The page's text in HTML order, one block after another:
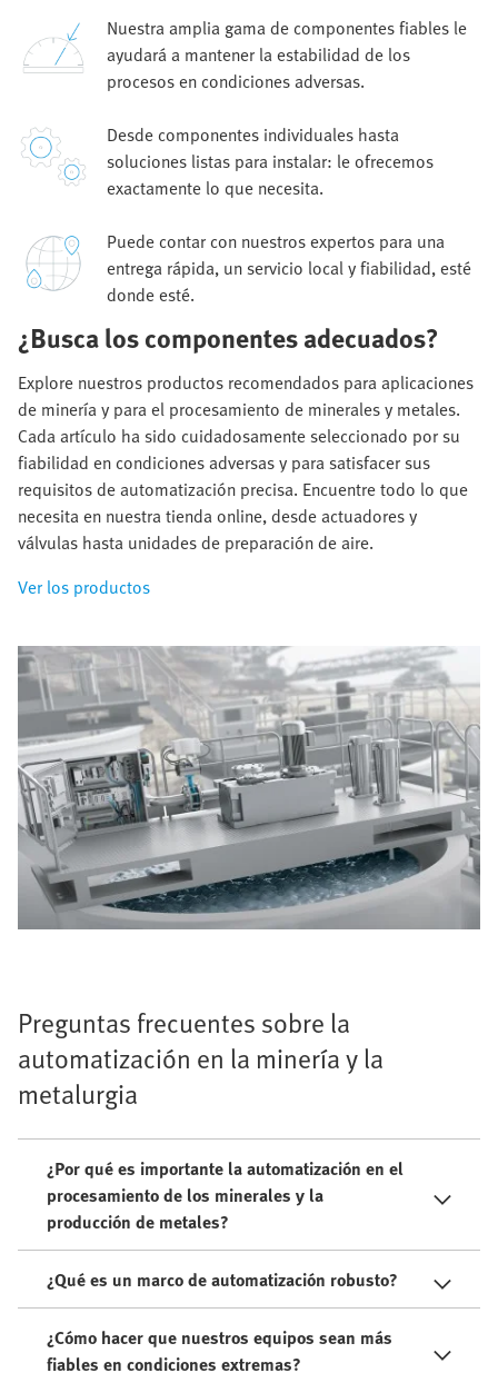
Nuestra amplia gama de componentes fiables le
ayudará a mantener la estabilidad de los
procesos en condiciones adversas.
Desde componentes individuales hasta
soluciones listas para instalar: le ofrecemos
exactamente lo que necesita.
Puede contar con nuestros expertos para una
entrega rápida, un servicio local y fiabilidad, esté
donde esté.
¿Busca los componentes adecuados?
Explore nuestros productos recomendados para aplicaciones
de minería y para el procesamiento de minerales y metales.
Cada artículo ha sido cuidadosamente seleccionado por su
fiabilidad en condiciones adversas y para satisfacer sus
requisitos de automatización precisa. Encuentre todo lo que
necesita en nuestra tienda online, desde actuadores y
válvulas hasta unidades de preparación de aire.
Ver los productos
Preguntas frecuentes sobre la
automatización en la minería y la
metalurgia
¿Por qué es importante la automatización en el
procesamiento de los minerales y la
producción de metales?
¿Qué es un marco de automatización robusto?
¿Cómo hacer que nuestros equipos sean más
fiables en condiciones extremas?